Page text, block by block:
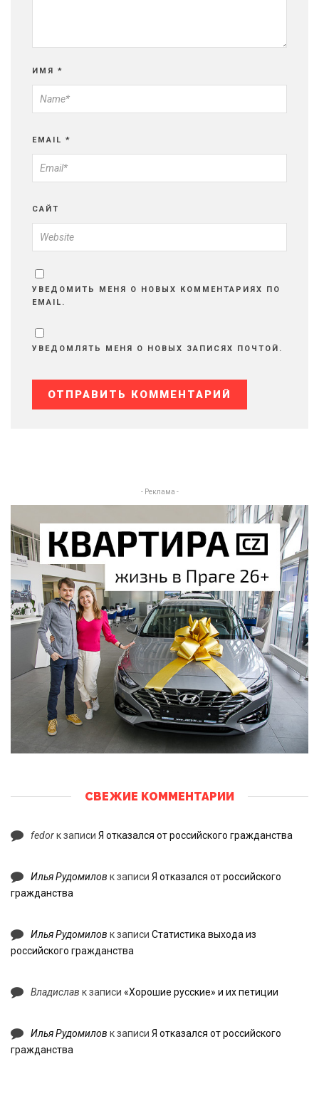
ИМЯ *
EMAIL *
САЙТ
УВЕДОМИТЬ МЕНЯ О НОВЫХ КОММЕНТАРИЯХ ПО
EMAIL.
УВЕДОМЛЯТЬ МЕНЯ О НОВЫХ ЗАПИСЯХ ПОЧТОЙ.
- Реклама -
СВЕЖИЕ КОММЕНТАРИИ
fedorк записи Я отказался от российского гражданства
Илья Рудомилов к записи Я отказался от российского
гражданства
Илья Рудомилов к записи Статистика выхода из
российского гражданства
Владислав к записи «Хорошие русские» и их петиции
Илья Рудомилов к записи Я отказался от российского
гражданства